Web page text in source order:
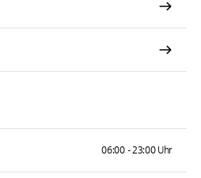
06:00 - 23:00 Uhr